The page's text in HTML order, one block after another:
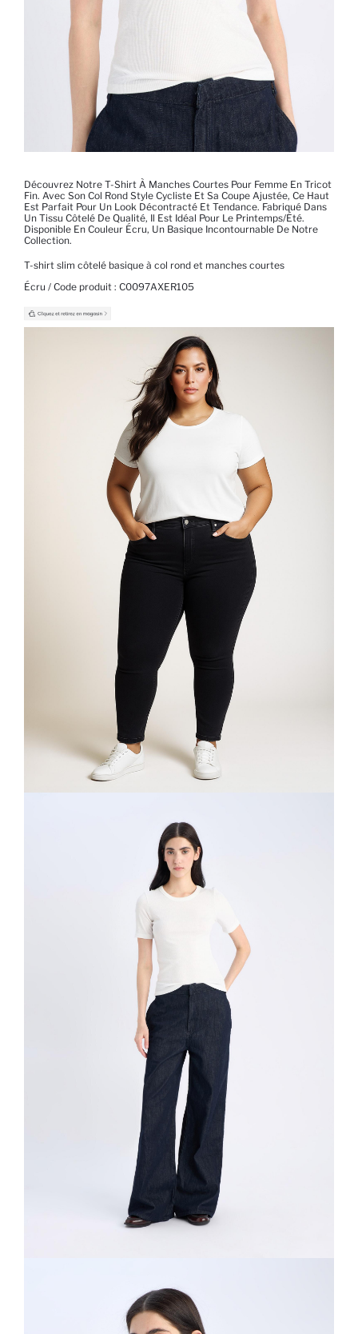
Découvrez Notre T-Shirt À Manches Courtes Pour Femme En Tricot
Fin. Avec Son Col Rond Style Cycliste Et Sa Coupe Ajustée, Ce Haut
Est Parfait Pour Un Look Décontracté Et Tendance. Fabriqué Dans
Un Tissu Côtelé De Qualité, Il Est Idéal Pour Le Printemps/été.
Disponible En Couleur Écru, Un Basique Incontournable De Notre
Collection.
T-shirt slim côtelé basique à col rond et manches courtes
Écru / Code produit : C0097AXER105